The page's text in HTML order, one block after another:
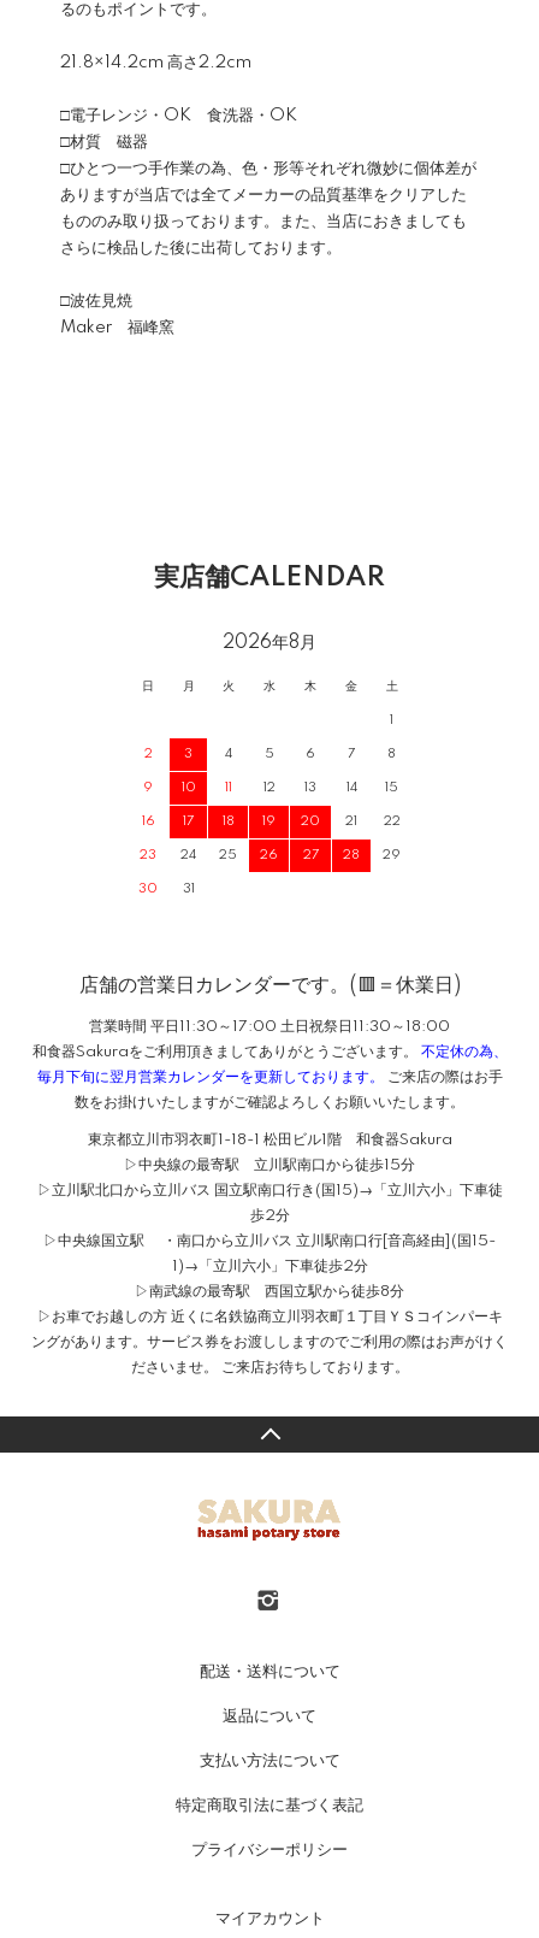
るのもポイントです。
21.8×14.2cm 高さ2.2cm
□電子レンジ・OK 食洗器・OK
□材質 磁器
□ひとつ一つ手作業の為、色・形等それぞれ微妙に個体差が
ありますが当店では全てメーカーの品質基準をクリアした
もののみ取り扱っております。また、当店におきましても
さらに検品した後に出荷しております。
□波佐見焼
Maker 福峰窯
実店舗CALENDAR
2026年8月
日 月 火 水 木 金 土
1
2 3 4 5 6 7 8
9 10 11 12 13 14 15
16 17 18 19 20 21 22
23 24 25 26 27 28 29
30 31
店舗の営業日カレンダーです。(🟥＝休業日)
営業時間 平日11:30～17:00 土日祝祭日11:30～18:00
和食器Sakuraをご利用頂きましてありがとうございます。 不定休の為、
毎月下旬に翌月営業カレンダーを更新しております。
ご来店の際はお手
数をお掛けいたしますがご確認よろしくお願いいたします。
東京都立川市羽衣町1-18-1 松田ビル1階 和食器Sakura
▷中央線の最寄駅 立川駅南口から徒歩15分
▷立川駅北口から立川バス 国立駅南口行き(国15)→「立川六小」下車徒
歩2分
▷中央線国立駅 ・南口から立川バス 立川駅南口行[音高経由](国15-
1)→「立川六小」下車徒歩2分
▷南武線の最寄駅 西国立駅から徒歩8分
▷お車でお越しの方 近くに名鉄協商立川羽衣町１丁目ＹＳコインパーキ
ングがあります。サービス券をお渡ししますのでご利用の際はお声がけく
ださいませ。 ご来店お待ちしております。
配送・送料について
返品について
支払い方法について
特定商取引法に基づく表記
プライバシーポリシー
マイアカウント